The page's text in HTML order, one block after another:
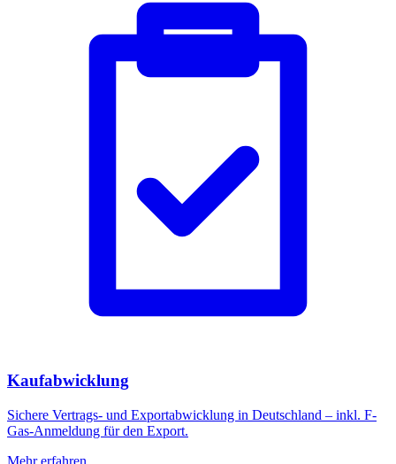
Kaufabwicklung
Sichere Vertrags- und Exportabwicklung in Deutschland – inkl. F-
Gas-Anmeldung für den Export.
Mehr erfahren